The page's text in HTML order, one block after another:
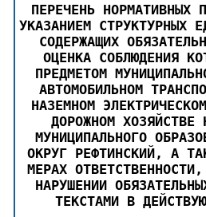
ПЕРЕЧЕНЬ НОРМАТИВНЫХ
УКАЗАНИЕМ СТРУКТУРНЫХ
СОДЕРЖАЩИХ
ОЦЕНКА СОБЛЮДЕНИЯ
ПРЕДМЕТОМ
АВТОМОБИЛЬНОМ
НАЗЕМНОМ
ДОРОЖНОМ ХОЗЯЙСТВЕ
МУНИЦИПАЛЬНОГО
ОКРУГ РЕФТИНСКИЙ, А
МЕРАХ
НАРУШЕНИИ
ТЕКСТАМИ В